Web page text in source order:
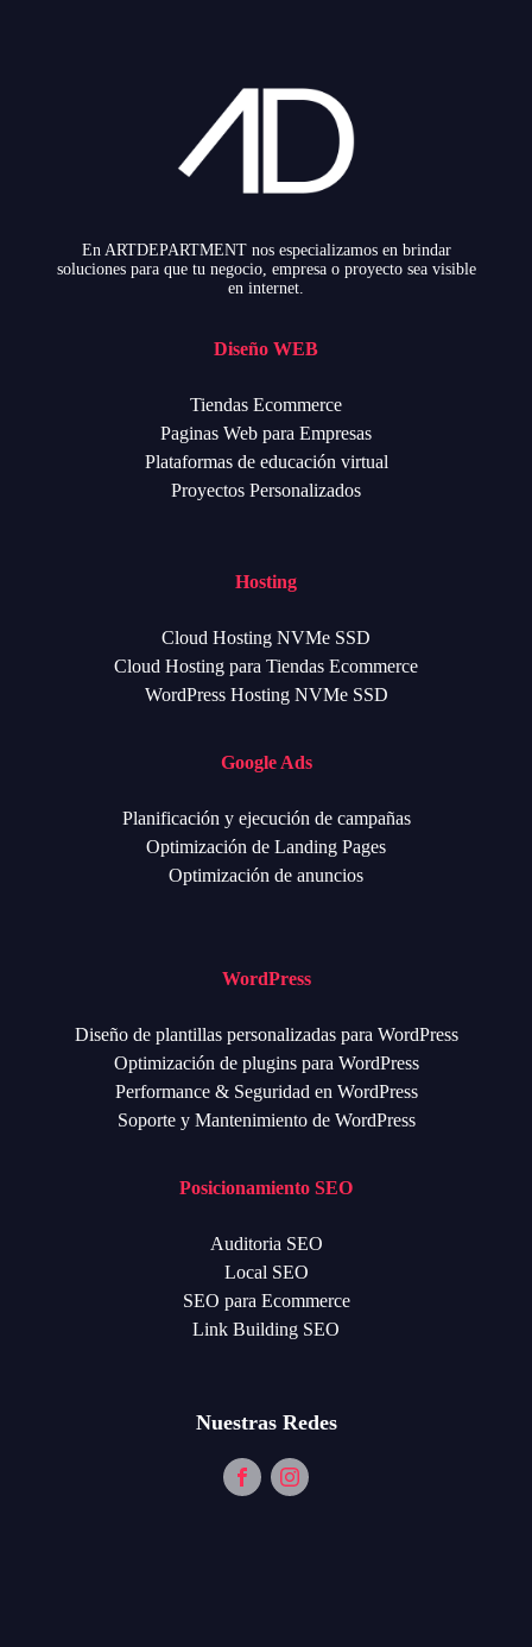
En ARTDEPARTMENT nos especializamos en brindar
soluciones para que tu negocio, empresa o proyecto sea visible
en internet.
Diseño WEB
Tiendas Ecommerce
Paginas Web para Empresas
Plataformas de educación virtual
Proyectos Personalizados
Hosting
Cloud Hosting NVMe SSD
Cloud Hosting para Tiendas Ecommerce
WordPress Hosting NVMe SSD
Google Ads
Planificación y ejecución de campañas
Optimización de Landing Pages
Optimización de anuncios
WordPress
Diseño de plantillas personalizadas para WordPress
Optimización de plugins para WordPress
Performance & Seguridad en WordPress
Soporte y Mantenimiento de WordPress
Posicionamiento SEO
Auditoria SEO
Local SEO
SEO para Ecommerce
Link Building SEO
Nuestras Redes